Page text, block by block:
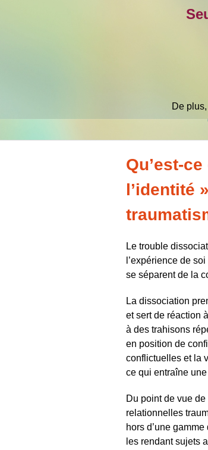
De
Qu’est-
l’identité
Le trouble
l’expérience de
se séparent de la
La dissociation
et sert de réaction
à des trahisons
en position de
conflictuelles et la
ce qui entraîne
Du point de vue
relationnelles
hors d’une
les rendant sujets